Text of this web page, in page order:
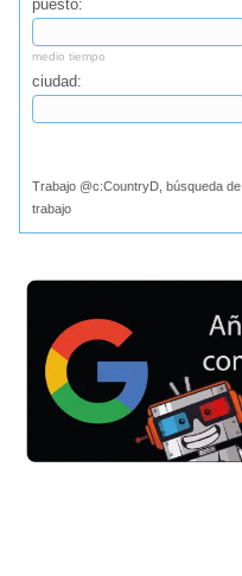
puesto:
medio tiempo
ciudad:
Trabajo @c:CountryD, búsqueda de
trabajo